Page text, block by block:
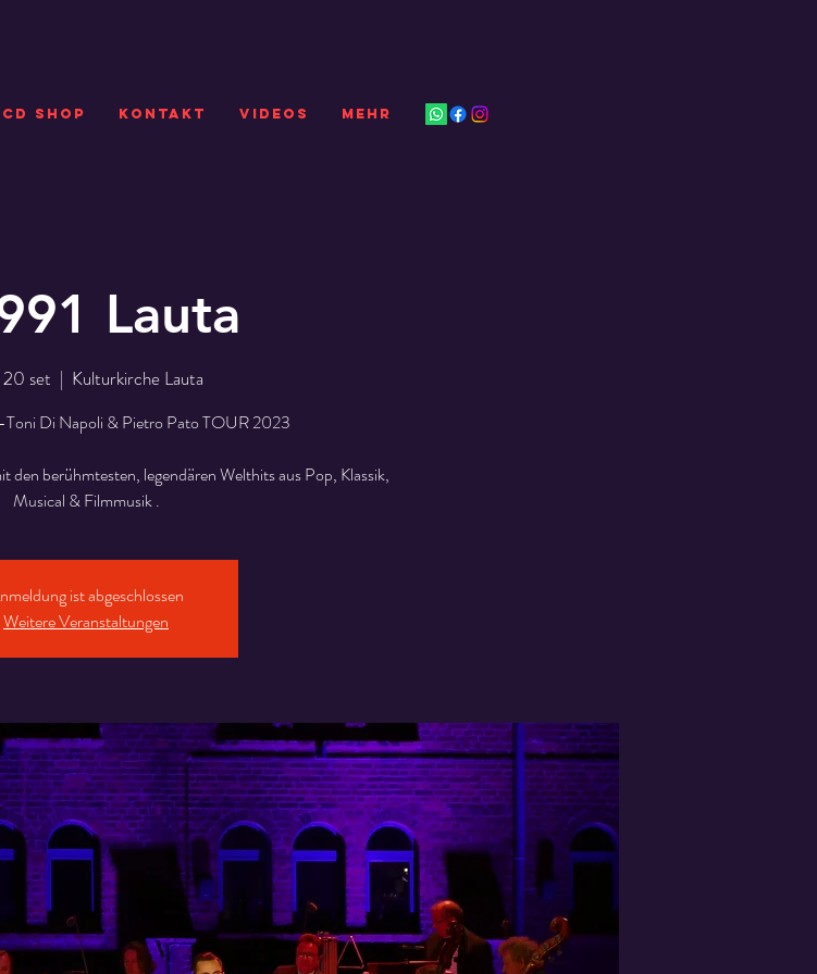
CD SHOP Kontakt VIDEOS Mehr
Lauta
set
  |
Kulturkirche Lauta
Di Napoli & Pietro Pato TOUR 2023
den berühmtesten, legendären Welthits aus Pop, Klassik,
Musical & Filmmusik .
ist abgeschlossen
Weitere Veranstaltungen